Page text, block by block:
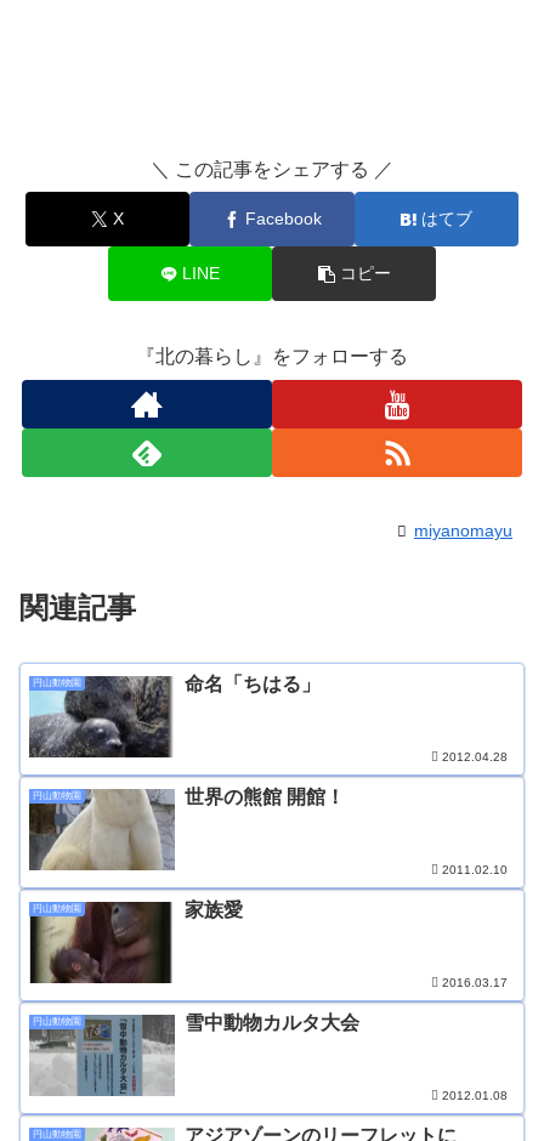
＼ この記事をシェアする ／
X Facebook はてブ
LINE コピー
『北の暮らし』をフォローする
miyanomayu
関連記事
円山動物園 命名「ちはる」
2012.04.28
円山動物園 世界の熊館 開館！
2011.02.10
円山動物園 家族愛
2016.03.17
円山動物園 雪中動物カルタ大会
2012.01.08
円山動物園 アジアゾーンのリーフレットに